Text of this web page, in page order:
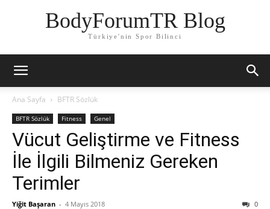
BodyForumTR Blog
Türkiye'nin Spor Bilinci
Ana Sayfa BFTR Sözlük
BFTR Sözlük Fitness Genel
Vücut Geliştirme ve Fitness
İle İlgili Bilmeniz Gereken
Terimler
Yiğit Başaran - 4 Mayıs 2018 0